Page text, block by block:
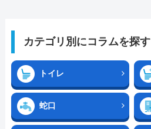
カテゴリ別にコラムを探す
トイレ
蛇口